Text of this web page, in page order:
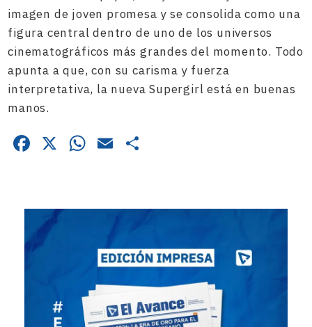
imagen de joven promesa y se consolida como una
figura central dentro de uno de los universos
cinematográficos más grandes del momento. Todo
apunta a que, con su carisma y fuerza
interpretativa, la nueva Supergirl está en buenas
manos.
Facebook
X WhatsApp
Email